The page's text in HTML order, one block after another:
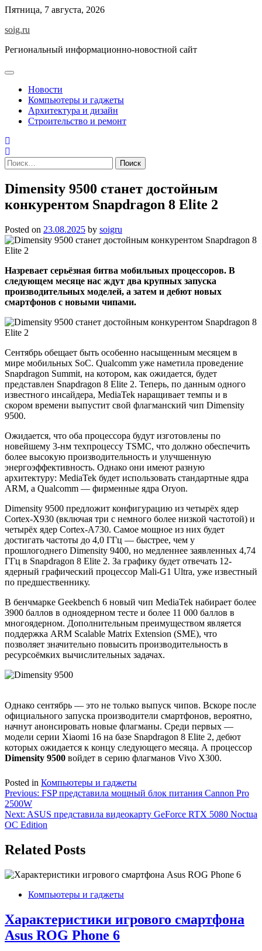
Skip
content
Пятница, 7 августа, 2026
soig.ru
Региональный информационно-новостной сайт
Новости
Компьютеры и гаджеты
Архитектура и дизайн
Строительство и ремонт
Найти:
Dimensity 9500 станет достойным
конкурентом Snapdragon 8 Elite 2
Posted on 23.08.2025 by soigru
Назревает серьёзная битва мобильных процессоров. В
следующем месяце нас ждут два крупных запуска
производительных моделей, а затем и дебют новых
смартфонов с новыми чипами.
Сентябрь обещает быть особенно насыщенным месяцем в
мире мобильных SoC. Qualcomm уже наметила проведение
Snapdragon Summit, на котором, как ожидается, будет
представлен Snapdragon 8 Elite 2. Теперь, по данным одного
известного инсайдера, MediaTek наращивает темпы и в
скором времени выпустит свой флагманский чип Dimensity
9500.
Ожидается, что оба процессора будут изготовлены по
новейшему 3-нм техпроцессу TSMC, что должно обеспечить
более высокую производительность и улучшенную
энергоэффективность. Однако они имеют разную
архитектуру: MediaTek будет использовать стандартные ядра
ARM, а Qualcomm — фирменные ядра Oryon.
Dimensity 9500 предложит конфигурацию из четырёх ядер
Cortex-X930 (включая три с немного более низкой частотой) и
четырёх ядер Cortex-A730. Самое мощное из них будет
достигать частоты до 4,0 ГГц — быстрее, чем у
прошлогоднего Dimensity 9400, но медленнее заявленных 4,74
ГГц в Snapdragon 8 Elite 2. За графику будет отвечать 12-
ядерный графический процессор Mali-G1 Ultra, уже известный
по предшественнику.
В бенчмарке Geekbench 6 новый чип MediaTek набирает более
3900 баллов в одноядерном тесте и более 11 000 баллов в
многоядерном. Дополнительным преимуществом является
поддержка ARM Scalable Matrix Extension (SME), что
позволяет значительно повысить производительность в
ресурсоёмких вычислительных задачах.
Однако сентябрь — это не только выпуск чипов. Вскоре после
официального запуска производители смартфонов, вероятно,
начнут анонсировать новые флагманы. Среди первых —
модели серии Xiaomi 16 на базе Snapdragon 8 Elite 2, дебют
которых ожидается к концу следующего месяца. А процессор
Dimensity 9500 войдет в серию флагманов Vivo X300.
Posted in Компьютеры и гаджеты
Навигация
по
записям
Previous: FSP представила мощный блок питания Cannon Pro
2500W
Next: ASUS представила видеокарту GeForce RTX 5080 Noctua
OC Edition
Related Posts
Компьютеры и гаджеты
Характеристики игрового смартфона
Asus ROG Phone 6